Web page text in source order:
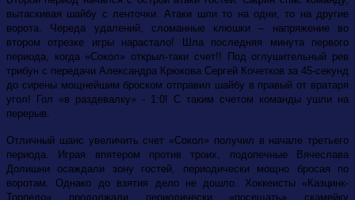
вытаскивая шайбу с ленточки. Атаки шли то на одни, то на другие
ворота. Череда удалений, сломанные клюшки – напряжение во
втором отрезке игры нарастало! Шла последняя минута первого
периода, когда «Сокол» открыл-таки счет!! Под оглушительный рев
трибун с передачи Александра Крюкова Сергей Кочетков за 45-секунд
до сирены мощнейшим броском отправил шайбу в правый от вратаря
угол! Гол «в раздевалку» - 1:0! С таким счетом команды ушли на
перерыв.
Отличный шанс увеличить счет «Сокол» получил в начале третьего
периода. Играя впятером против троих, подопечные Вячеслава
Долишни осаждали зону гостей, периодически мощно бросая по
воротам. Однако до взятия дело не дошло. Хоккеисты «Казцинк-
Торпедо» продолжали периодически «посещать» скамейку